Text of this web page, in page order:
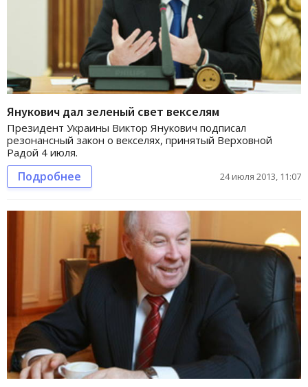
Янукович дал зеленый свет векселям
Президент Украины Виктор Янукович подписал
резонансный закон о векселях, принятый Верховной
Радой 4 июля.
Подробнее 24 июля 2013, 11:07